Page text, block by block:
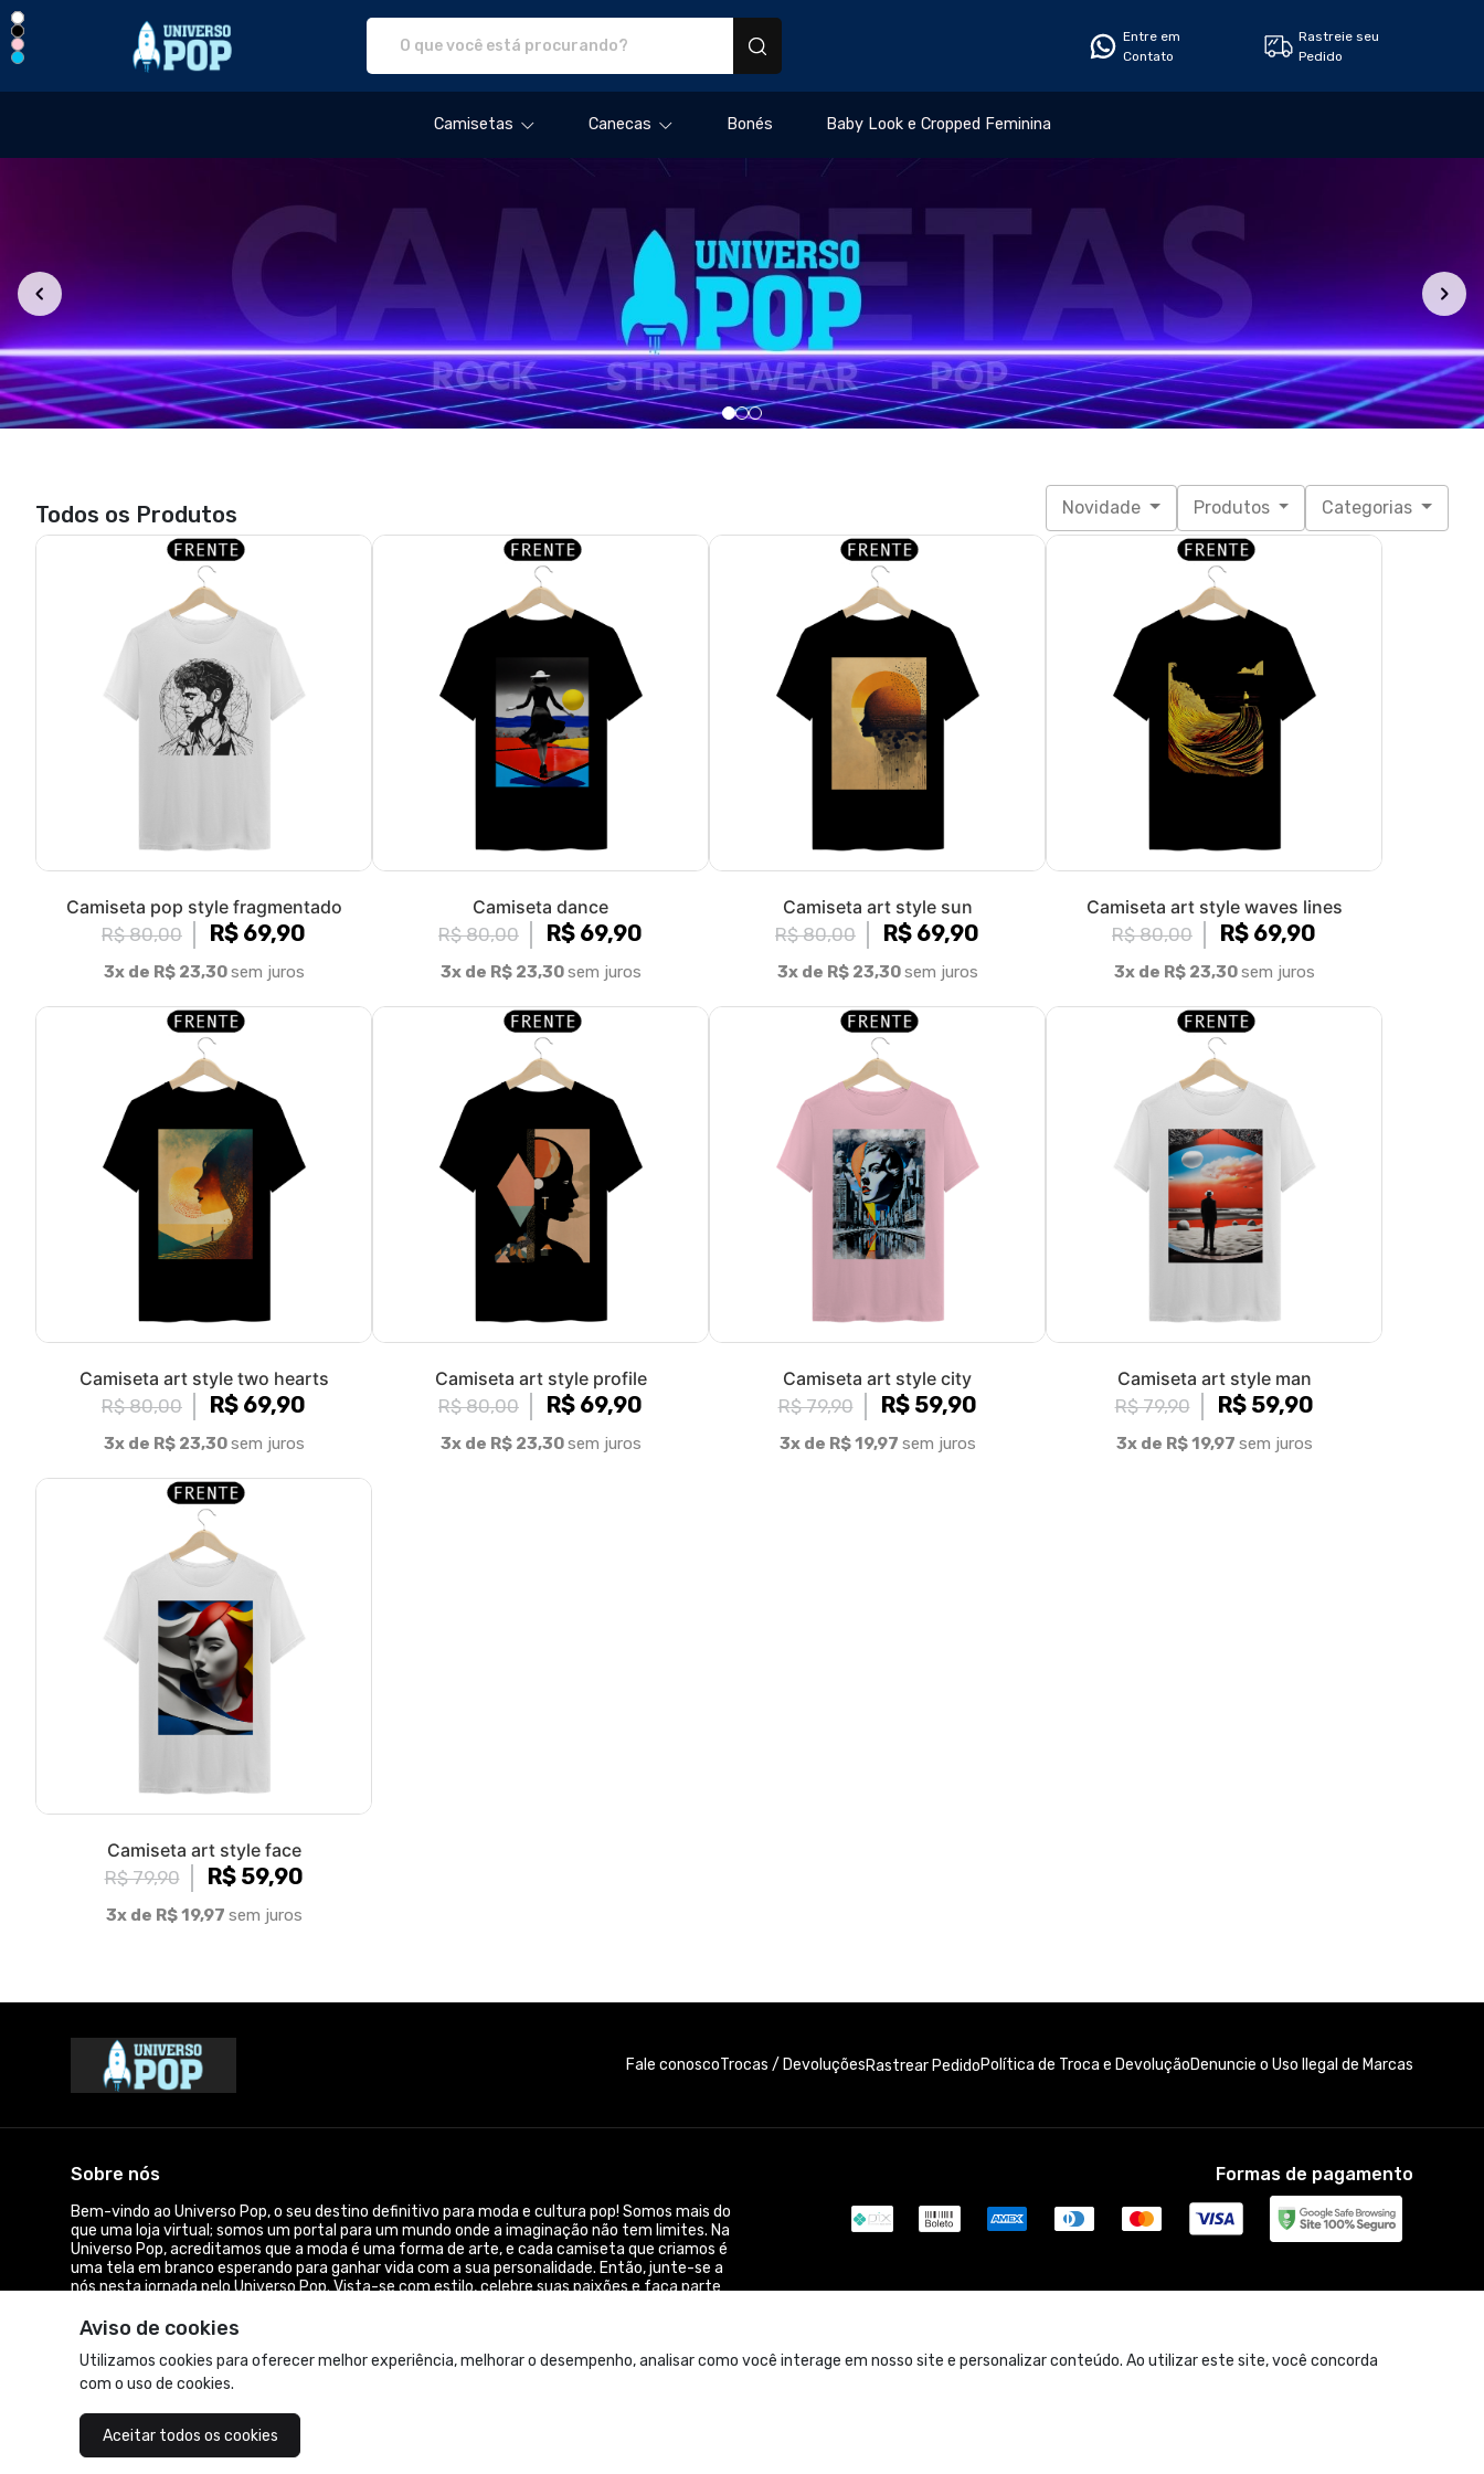
Entre em
Contato
Rastreie seu
Pedido
Camisetas Canecas Bonés Baby Look e Cropped Feminina
Todos os Produtos Novidade Produtos Categorias
Camiseta pop style fragmentado
R$ 80,00
R$ 69,90
3x de R$ 23,30sem juros
Camiseta dance
R$ 80,00
R$ 69,90
3x de R$ 23,30sem juros
Camiseta art style sun
R$ 80,00
R$ 69,90
3x de R$ 23,30sem juros
Camiseta art style waves lines
R$ 80,00
R$ 69,90
3x de R$ 23,30sem juros
Camiseta art style two hearts
R$ 80,00
R$ 69,90
3x de R$ 23,30sem juros
Camiseta art style profile
R$ 80,00
R$ 69,90
3x de R$ 23,30sem juros
Camiseta art style city
R$ 79,90
R$ 59,90
3x de R$ 19,97 sem juros
Camiseta art style man
R$ 79,90
R$ 59,90
3x de R$ 19,97 sem juros
Camiseta art style face
R$ 79,90
R$ 59,90
3x de R$ 19,97 sem juros
Aviso de cookies
Utilizamos cookies para oferecer melhor experiência, melhorar o desempenho, analisar como você interage em nosso site e personalizar conteúdo. Ao utilizar este site, você concorda
com o uso de cookies.
Aceitar todos os cookies
Fale conoscoTrocas / DevoluçõesRastrear PedidoPolítica de Troca e DevoluçãoDenuncie o Uso Ilegal de Marcas
Sobre nós
Bem-vindo ao Universo Pop, o seu destino definitivo para moda e cultura pop! Somos mais do
que uma loja virtual; somos um portal para um mundo onde a imaginação não tem limites. Na
Universo Pop, acreditamos que a moda é uma forma de arte, e cada camiseta que criamos é
uma tela em branco esperando para ganhar vida com a sua personalidade. Então, junte-se a
nós nesta jornada pelo Universo Pop. Vista-se com estilo, celebre suas paixões e faça parte
Formas de pagamento
Acompanhe-nos: